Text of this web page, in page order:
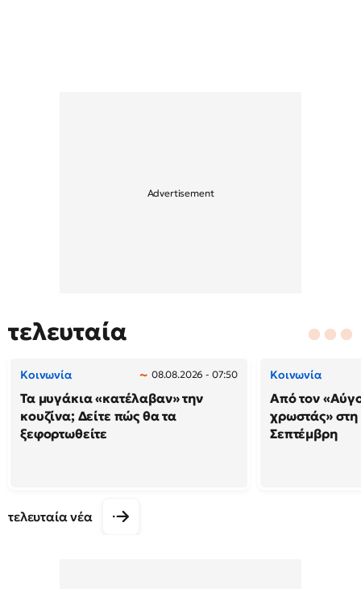
τελευταία
Κοινωνία 08.08.2026 - 07:50
Τα μυγάκια «κατέλαβαν» την
κουζίνα; Δείτε πώς θα τα
ξεφορτωθείτε
Κοινωνία
Από τον
χρωστάς»
Σεπτέμβρη
τελευταία νέα